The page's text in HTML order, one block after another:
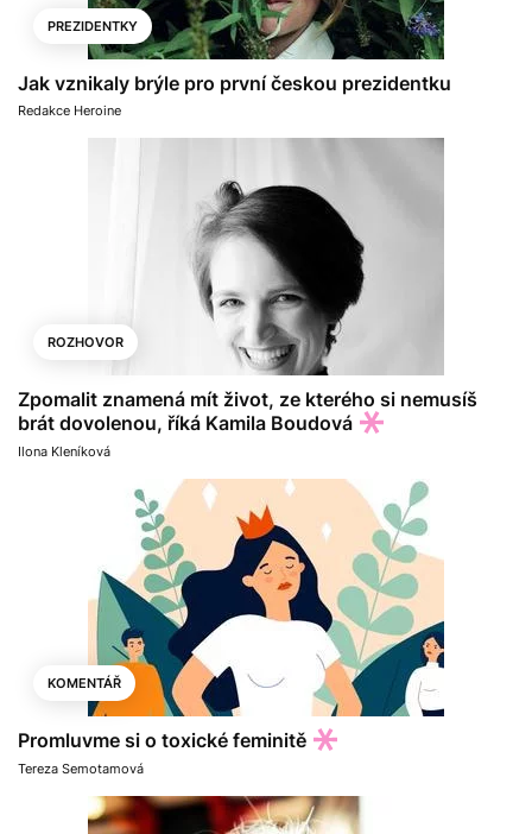
PREZIDENTKY
Jak vznikaly brýle pro první českou prezidentku
Redakce Heroine
ROZHOVOR
Zpomalit znamená mít život, ze kterého si nemusíš
brát dovolenou, říká Kamila Boudová
Ilona Kleníková
KOMENTÁŘ
Promluvme si o toxické feminitě
Tereza Semotamová